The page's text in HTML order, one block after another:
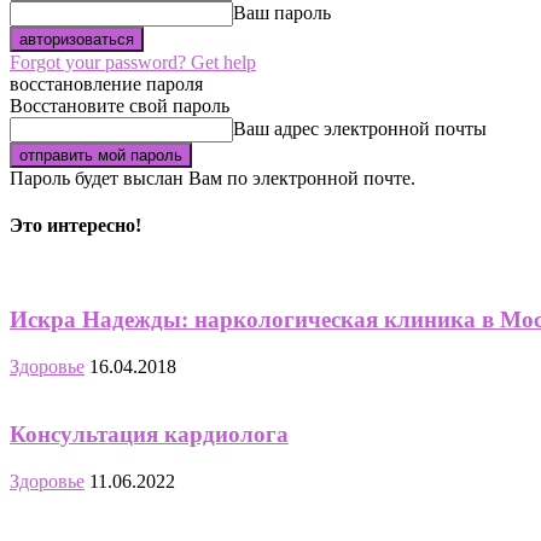
Ваш пароль
Forgot your password? Get help
восстановление пароля
Восстановите свой пароль
Ваш адрес электронной почты
Пароль будет выслан Вам по электронной почте.
Это интересно!
Искра Надежды: наркологическая клиника в
Здоровье 16.04.2018
Консультация кардиолога
Здоровье 11.06.2022